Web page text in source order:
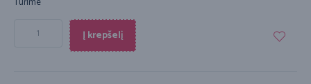
Į krepšelį